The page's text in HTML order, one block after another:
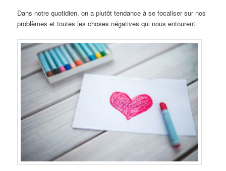
Dans notre quotidien, on a plutôt tendance à se focaliser sur nos
problèmes et toutes les choses négatives qui nous entourent.